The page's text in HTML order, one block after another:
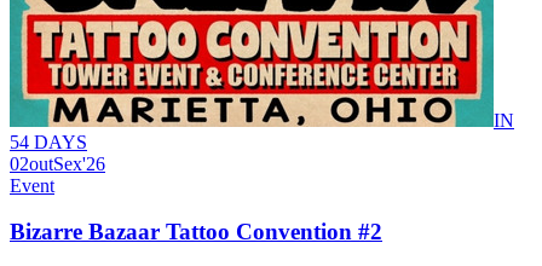
IN
54 DAYS
02outSex'26
Event
Bizarre Bazaar Tattoo Convention #2